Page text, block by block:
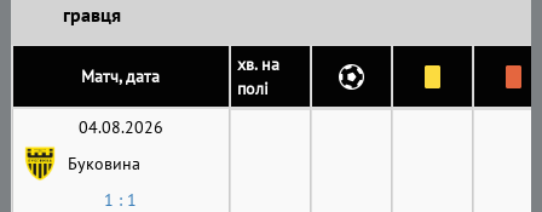
гравця
Матч, дата
хв. на
полі
04.08.2026
Буковина
1 : 1